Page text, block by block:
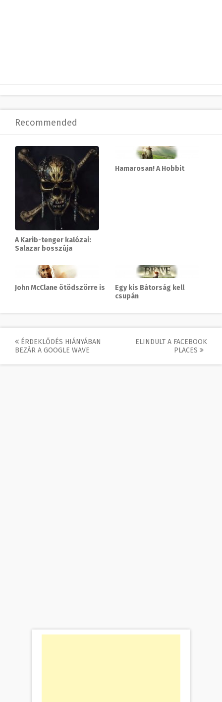
Recommended
A Karib-tenger kalózai:
Salazar bosszúja
Hamarosan! A Hobbit
John McClane ötödszörre is
Egy kis Bátorság kell
csupán
Post
ÉRDEKLŐDÉS HIÁNYÁBAN
BEZÁR A GOOGLE WAVE
ELINDULT A FACEBOOK
PLACES